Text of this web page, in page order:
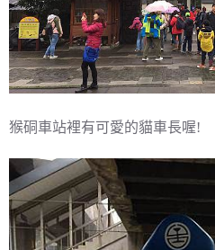
猴硐車站裡有可愛的貓車長喔!